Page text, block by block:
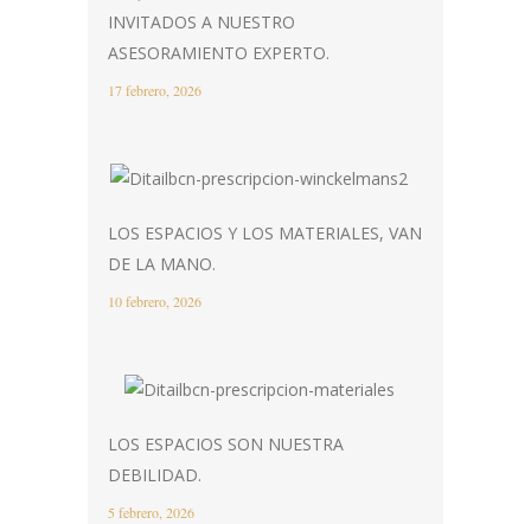
INVITADOS A NUESTRO
ASESORAMIENTO EXPERTO.
17 febrero, 2026
LOS ESPACIOS Y LOS MATERIALES, VAN
DE LA MANO.
10 febrero, 2026
LOS ESPACIOS SON NUESTRA
DEBILIDAD.
5 febrero, 2026